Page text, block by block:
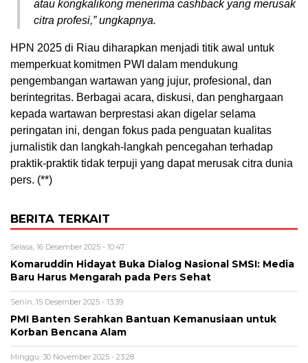
atau kongkalikong menerima cashback yang merusak
citra profesi,” ungkapnya.
HPN 2025 di Riau diharapkan menjadi titik awal untuk
memperkuat komitmen PWI dalam mendukung
pengembangan wartawan yang jujur, profesional, dan
berintegritas. Berbagai acara, diskusi, dan penghargaan
kepada wartawan berprestasi akan digelar selama
peringatan ini, dengan fokus pada penguatan kualitas
jurnalistik dan langkah-langkah pencegahan terhadap
praktik-praktik tidak terpuji yang dapat merusak citra dunia
pers. (**)
BERITA TERKAIT
Selasa, 16 Desember 2025 - 10:47
Komaruddin Hidayat Buka Dialog Nasional SMSI: Media
Baru Harus Mengarah pada Pers Sehat
Senin, 15 Desember 2025 - 13:39
PMI Banten Serahkan Bantuan Kemanusiaan untuk
Korban Bencana Alam
Minggu, 30 November 2025 - 23:28